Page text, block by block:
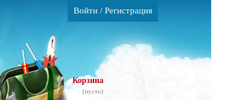
Войти /Регистрация
Корзина
(пусто)